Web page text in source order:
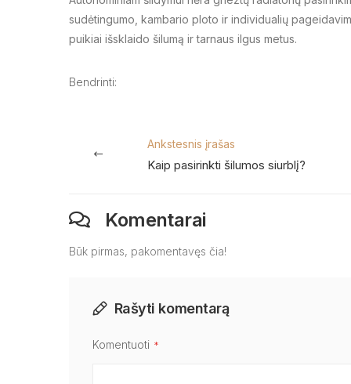
sudėtingumo, kambario ploto ir individualių
puikiai išsklaido šilumą ir tarnaus ilgus metus.
Bendrinti:
Ankstesnis įrašas
Kaip pasirinkti šilumos siurblį?
Komentarai
Būk pirmas, pakomentavęs čia!
Rašyti komentarą
Komentuoti